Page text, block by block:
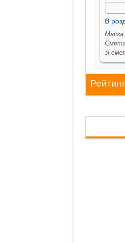
В
Маска
зі